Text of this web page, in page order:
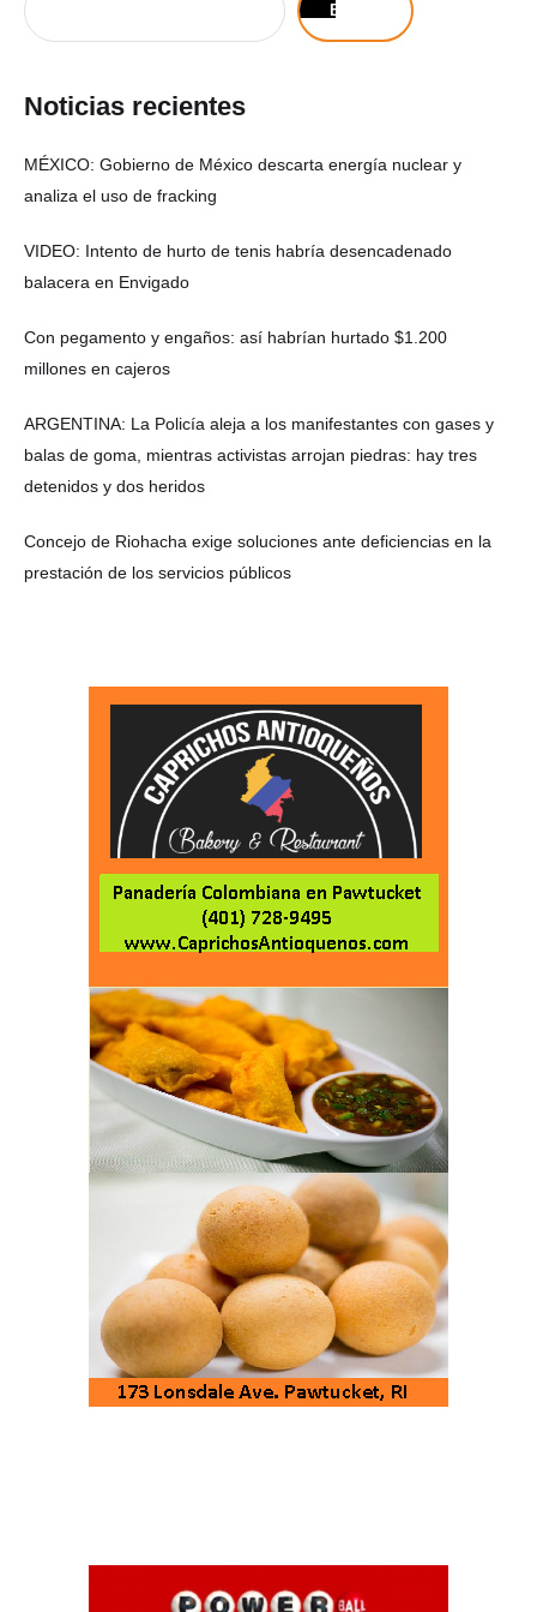
Buscar
Noticias recientes
MÉXICO: Gobierno de México descarta energía nuclear y
analiza el uso de fracking
VIDEO: Intento de hurto de tenis habría desencadenado
balacera en Envigado
Con pegamento y engaños: así habrían hurtado $1.200
millones en cajeros
ARGENTINA: La Policía aleja a los manifestantes con gases y
balas de goma, mientras activistas arrojan piedras: hay tres
detenidos y dos heridos
Concejo de Riohacha exige soluciones ante deficiencias en la
prestación de los servicios públicos